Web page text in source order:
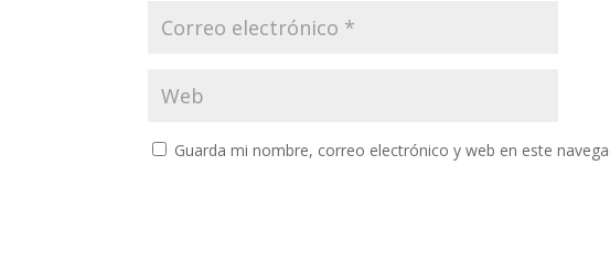
Guarda mi nombre, correo electrónico y web en este